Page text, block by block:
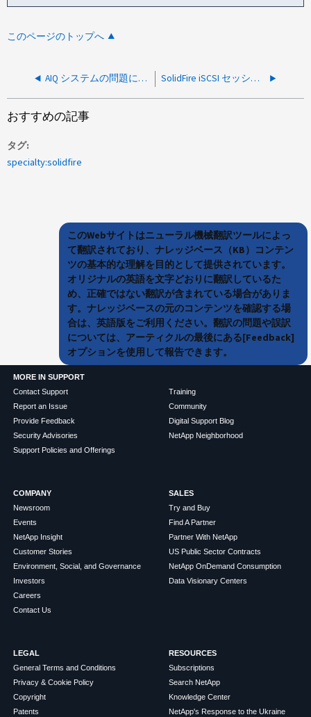
このページのトップへ
AIQ システムの問題によりSolidFireクラスターがアラートを報告しない SolidFire iSCSI セッション ソケット エラー数
おすすめの記事
タグ
specialty:solidfire
このWebサイトはニューラル機械翻訳ツールによっ
て翻訳されており、ナレッジベース（KB）コンテン
ツの基本的な理解を目的として提供されています。
オリジナルの英語を文字どおりに翻訳しているた
め、正確ではない翻訳が含まれている場合がありま
す。ナレッジベースの元のコンテンツを確認する場
合は、英語版をご利用ください。翻訳の問題や誤訳
については、アーティクルの最後にある[Feedback]
オプションを使用して報告できます。
MORE IN SUPPORT
Contact Support
Report an Issue
Provide Feedback
Security Advisories
Support Policies and Offerings
Training
Community
Digital Support Blog
NetApp Neighborhood
COMPANY
Newsroom
Events
NetApp Insight
Customer Stories
Environment, Social, and Governance
Investors
Careers
Contact Us
SALES
Try and Buy
Find A Partner
Partner With NetApp
US Public Sector Contracts
NetApp OnDemand Consumption
Data Visionary Centers
LEGAL
General Terms and Conditions
Privacy & Cookie Policy
Copyright
Patents
RESOURCES
Subscriptions
Search NetApp
Knowledge Center
NetApp's Response to the Ukraine